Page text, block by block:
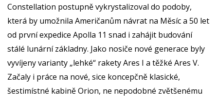
Constellation postupně vykrystalizoval do podoby,
která by umožnila Američanům návrat na Měsíc a 50 let
od první expedice Apolla 11 snad i zahájit budování
stálé lunární základny. Jako nosiče nové generace byly
vyvíjeny varianty „lehké“ rakety Ares I a těžké Ares V.
Začaly i práce na nové, sice koncepčně klasické,
šestimístné kabině Orion, ne nepodobné zvětšenému